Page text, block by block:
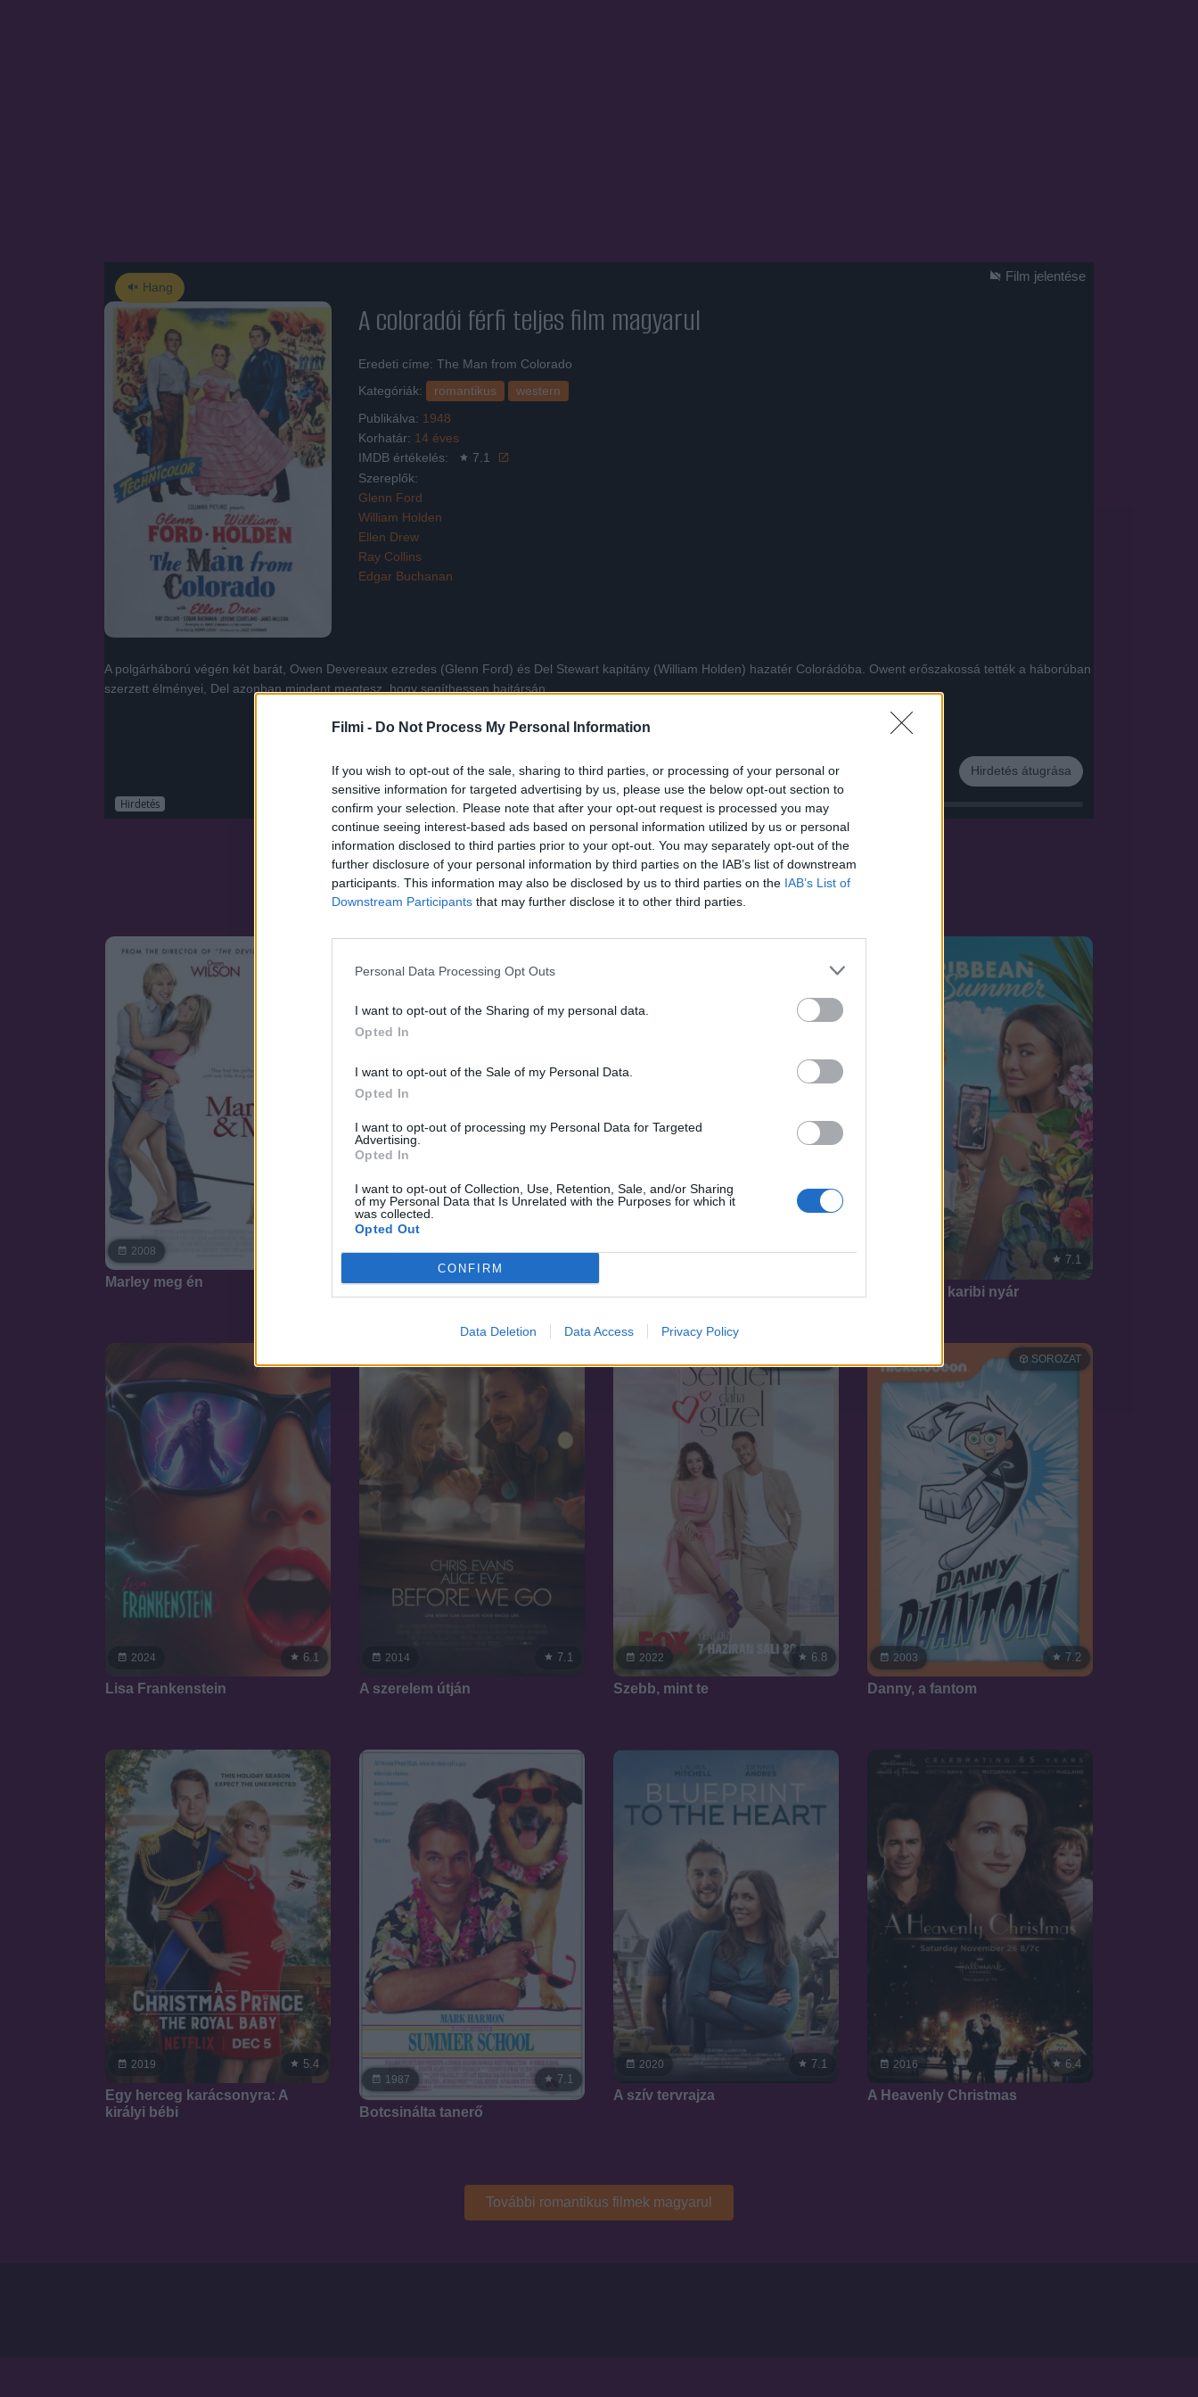
Filmi - Do Not Process My Personal Information
If you wish to opt-out of the sale, sharing to third parties, or processing of your personal or
sensitive information for targeted advertising by us, please use the below opt-out section to
confirm your selection. Please note that after your opt-out request is processed you may
continue seeing interest-based ads based on personal information utilized by us or personal
information disclosed to third parties prior to your opt-out. You may separately opt-out of the
further disclosure of your personal information by third parties on the IAB’s list of downstream
participants. This information may also be disclosed by us to third parties on the IAB’s List of
Downstream Participants that may further disclose it to other third parties.
Personal Data Processing Opt Outs
I want to opt-out of the Sharing of my personal data.
Opted In
I want to opt-out of the Sale of my Personal Data.
Opted In
I want to opt-out of processing my Personal Data for Targeted
Advertising.
Opted In
I want to opt-out of Collection, Use, Retention, Sale, and/or Sharing
of my Personal Data that Is Unrelated with the Purposes for which it
was collected.
Opted Out
CONFIRM
Data Deletion Data Access Privacy Policy
Hang
Hirdetés
Hirdetés átugrása
Film jelentése
A coloradói férfi teljes film magyarul
Eredeti címe: The Man from Colorado
Kategóriák:
romantikus
western
Publikálva: 1948
Korhatár: 14 éves
IMDB értékelés:
7.1
Szereplők:
Glenn Ford
William Holden
Ellen Drew
Ray Collins
Edgar Buchanan
A polgárháború végén két barát, Owen Devereaux ezredes (Glenn Ford) és Del Stewart kapitány (William Holden) hazatér Colorádóba. Owent erőszakossá tették a háborúban
szerzett élményei, Del azonban mindent megtesz, hogy segíthessen bajtársán.
Hasonló teljes filmek magyarul
2008
Marley meg én
1987
A boszorkányos Ben Wagner 2018 6.2
7.1
Mozgalmas karibi nyár
2024 6.1
Lisa Frankenstein
2014 7.1
A szerelem útján
2022 6.8
Szebb, mint te
2003
SOROZAT
7.2
Danny, a fantom
2019 5.4
Egy herceg karácsonyra: A
királyi bébi
1987 7.1
Botcsinálta tanerő
2020 7.1
A szív tervrajza
2016 6.4
A Heavenly Christmas
További romantikus filmek magyarul